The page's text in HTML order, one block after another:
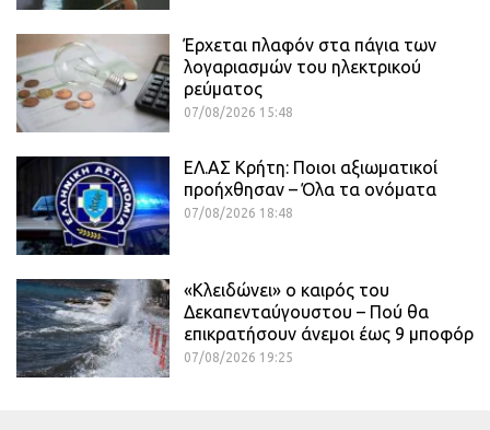
Έρχεται πλαφόν στα πάγια των
λογαριασμών του ηλεκτρικού
ρεύματος
07/08/2026 15:48
ΕΛ.ΑΣ Κρήτη: Ποιοι αξιωματικοί
προήχθησαν – Όλα τα ονόματα
07/08/2026 18:48
«Κλειδώνει» ο καιρός του
Δεκαπενταύγουστου – Πού θα
επικρατήσουν άνεμοι έως 9 μποφόρ
07/08/2026 19:25